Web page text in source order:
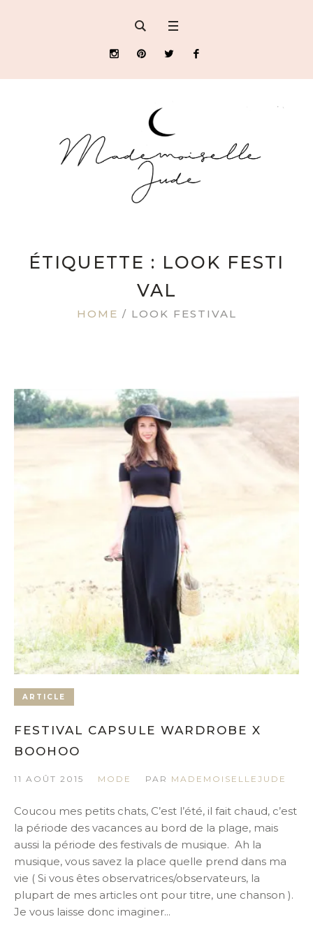
ÉTIQUETTE : LOOK FESTI
VAL
HOME / LOOK FESTIVAL
ARTICLE
FESTIVAL CAPSULE WARDROBE X
BOOHOO
11 AOÛT 2015 MODE PAR MADEMOISELLEJUDE
Coucou mes petits chats, C’est l’été, il fait chaud, c’est
la période des vacances au bord de la plage, mais
aussi la période des festivals de musique. Ah la
musique, vous savez la place quelle prend dans ma
vie ( Si vous êtes observatrices/observateurs, la
plupart de mes articles ont pour titre, une chanson ).
Je vous laisse donc imaginer...